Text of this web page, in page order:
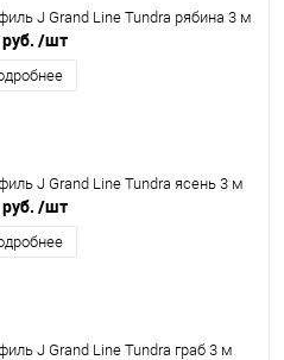
J Grand Line Tundra рябина 3 м
/шт
J Grand Line Tundra ясень 3 м
/шт
J Grand Line Tundra граб 3 м